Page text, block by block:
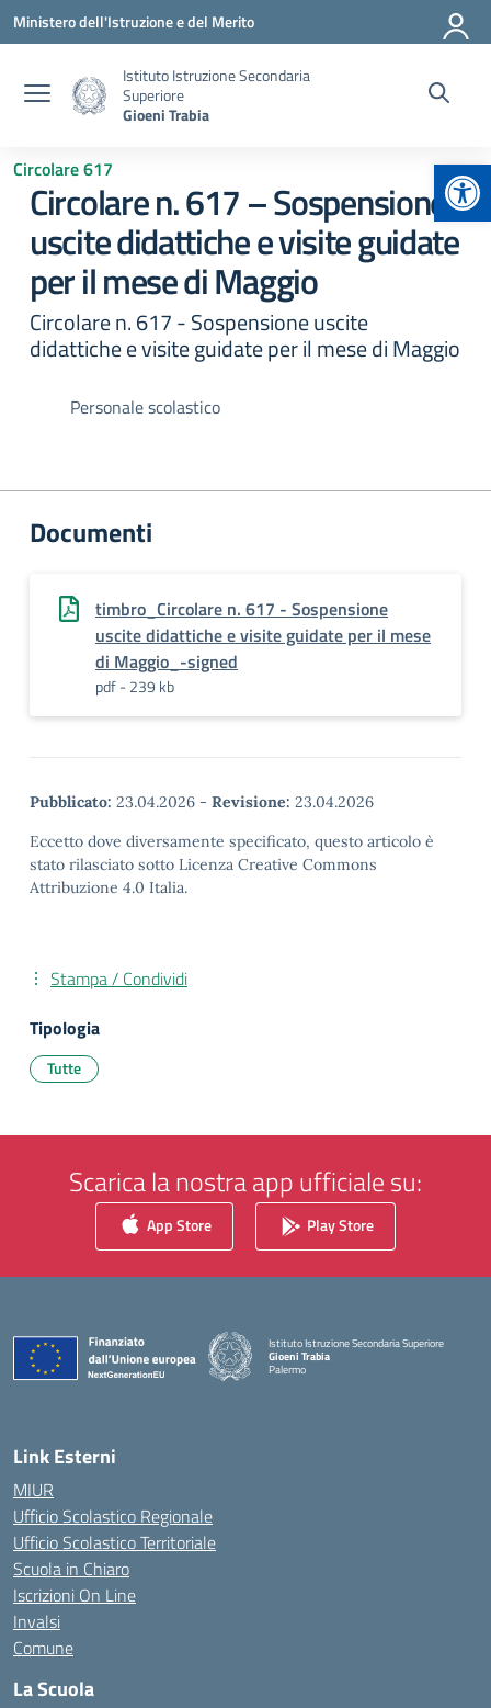
Vai ai contenuti
Vai al menu di navigazione
Vai al footer
Ministero dell'Istruzione e del Merito
Istituto Istruzione Secondaria
Superiore
Gioeni Trabia
Circolare 617
Circolare n. 617 – Sospensione
uscite didattiche e visite guidate
per il mese di Maggio
Circolare n. 617 - Sospensione uscite
didattiche e visite guidate per il mese di Maggio
Personale scolastico
Documenti
timbro_Circolare n. 617 - Sospensione
uscite didattiche e visite guidate per il mese
di Maggio_-signed
pdf - 239 kb
Pubblicato: 23.04.2026 - Revisione: 23.04.2026
Eccetto dove diversamente specificato, questo articolo è
stato rilasciato sotto Licenza Creative Commons
Attribuzione 4.0 Italia.
Stampa / Condividi
Tipologia
Tutte
Scarica la nostra app ufficiale su:
App Store Play Store
Istituto Istruzione Secondaria Superiore
Gioeni Trabia
Palermo
Link Esterni
MIUR
Ufficio Scolastico Regionale
Ufficio Scolastico Territoriale
Scuola in Chiaro
Iscrizioni On Line
Invalsi
Comune
La Scuola